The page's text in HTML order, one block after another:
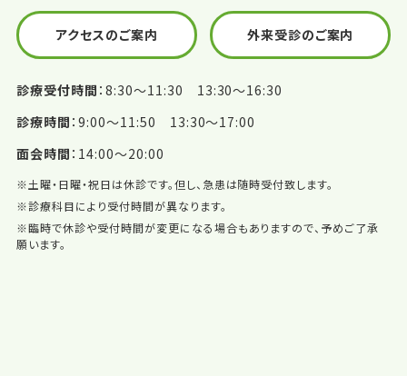
アクセスのご案内 外来受診のご案内
診療受付時間 8:30〜11:30 13:30〜16:30
診療時間 9:00〜11:50 13:30〜17:00
面会時間 14:00〜20:00
※土曜・日曜・祝日は休診です。但し、急患は随時受付致します。
※診療科目により受付時間が異なります。
※臨時で休診や受付時間が変更になる場合もありますので、予めご了承
願います。